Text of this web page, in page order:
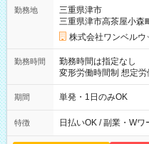
期間なし
勤務地
三重県津市
三重県津市高茶屋小森
株式会社ワンベルウ
勤務時間
勤務時間は指定なし
変形労働時間制 想定労働時間170
8/31 10：45～18：30
期間 単発・1日のみOK
特徴 日払いOK / 副業・Wワ